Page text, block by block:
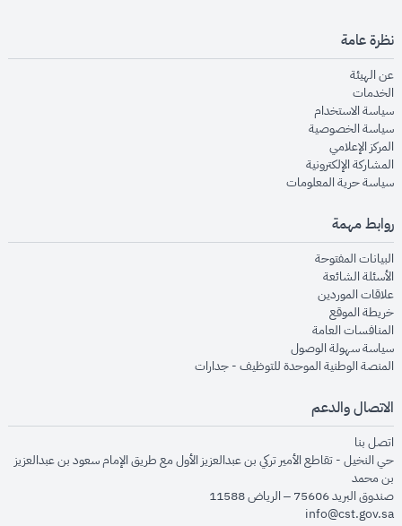
نظرة عامة
عن الهيئةopens in new window
الخدماتopens in new window
سياسة الاستخدام
سياسة الخصوصيةopens in new window
المركز الإعلاميopens in new window
المشاركة الإلكترونيةopens in new window
سياسة حرية المعلوماتopens in new window
روابط مهمة
البيانات المفتوحةopens in new window
الأسئلة الشائعةopens in new window
علاقات الموردينopens in new window
خريطة الموقعopens in new window
المنافسات العامةopens in new window
سياسة سهولة الوصولopens in new window
المنصة الوطنية الموحدة للتوظيف - جداراتopens in new window
الاتصال والدعم
اتصل بنا
حي النخيل - تقاطع الأمير تركي بن عبدالعزيز الأول مع طريق الإمام سعود بن عبدالعزيز
بن محمد
صندوق البريد 75606 – الرياض 11588
info@cst.gov.sa